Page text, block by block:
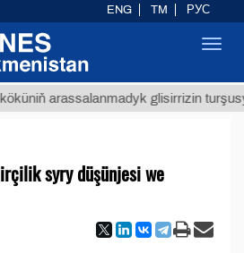
glisirrizin turşusy (t.)
syry düşünjesi we
ENG TM РУС